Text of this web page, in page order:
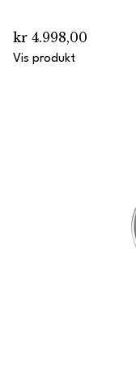
kr 4.998,00
Vis produkt